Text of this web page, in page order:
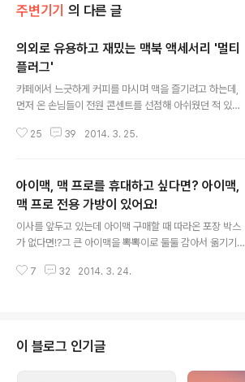
주변기기 의 다른 글
의외로 유용하고 재밌는 맥북 액세서리 '멀티
플러그'
카페에서 느긋하게 커피를 마시며 맥을 즐기려고 하는데,
먼저 온 손님들이 전원 콘센트를 선점해 아쉬웠던 적 있으
끈하지만, 아이패드나 아이폰까지 충전하면서 쓰기엔 많이
라도 스마트폰에서 개인정보를 빼낼까봐 왠만해서는 허락
을 하지 않을 것입니다.이럴 때 유용한 아이템이 "멀티탭"
또는 "멀티 플러그"라고도 불리는 전원 확장 플러그입니다.
다른 손님의 스마트폰을 충전하느라 여분의 콘센트가 없더
면 백이면 백 흔쾌히 수락을 받아낼 수 있습니다. '이 사람
25 39 2014. 3. 25.
아이맥, 맥 프로를 휴대하고 싶다면? 아이맥,
맥 프로 전용 가방이 있어요!
이사를 앞두고 있는데 아이맥 구매할 때 따라온 포장 박스
가 없다면!?그 큰 아이맥을 뽁뽁이로 둘둘 감아서 옮기기도
국으로 아이맥을 들고 가야하는 분들은 아이맥에 맞는 포
하다고 할 수는 없지만 이런 분들의 고민을 해결할 수 있는
"아이맥 맞춤 가방"이 존재합니다. 항공 수송용 케이스 생
산업체 '플라이트케이스(Flight Case)'에서 아이맥 스크
7 32 2014. 3. 24.
이 블로그 인기글